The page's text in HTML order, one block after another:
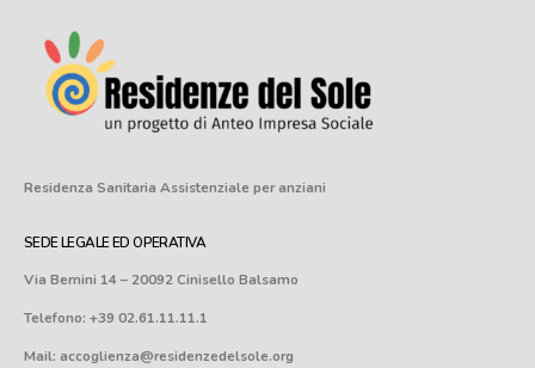
Residenza Sanitaria Assistenziale per anziani
SEDE LEGALE ED OPERATIVA
Via Bernini 14 – 20092 Cinisello Balsamo
Telefono: +39 02.61.11.11.1
Mail: accoglienza@residenzedelsole.org